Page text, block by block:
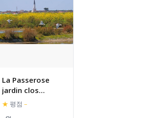
La Passerose
jardin clos
300mplage la
★ 평점 –